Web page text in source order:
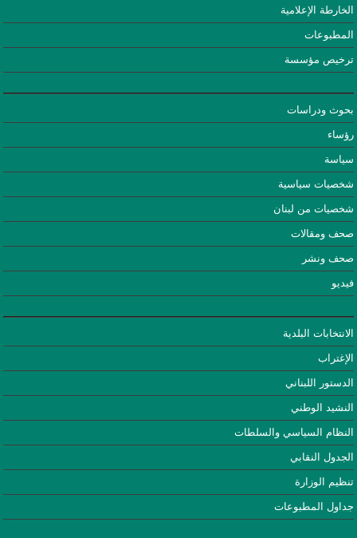
الخارطة الإعلامية
المطبوعات
ترخيص مؤسسة
بحوث ودراسات
رؤساء
سياسة
شخصيات سياسية
شخصيات من لبنان
صحف ومقالات
صحف ونشر
فيديو
الانتخابات البلدية
الإغتراب
الدستور اللبناني
النشيد الوطني
النظام السياسي والسلطات
الجدول النقابي
تنظيم الوزارة
جداول المطبوعات